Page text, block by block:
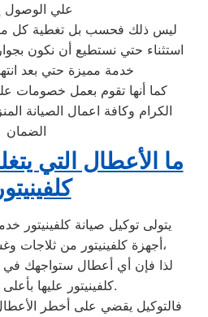
علي الوصول
ليس ذلك فحسب بل تغطية كل
استثناء حتي نستطيع أن نكون
خدمة مميزة حتي بعد
كما أنها تقوم بعمل خصومات
الكرام وكافة اعمال الصيانة
الضمان
ما الأعطال التي
أجهزة كلفينيتور من ثلاجات وغسالات وديب فريزرات،
كلفينيتور عليها بأعلى جودة ممكنة.
فالتوكيل يقضي على أخطر